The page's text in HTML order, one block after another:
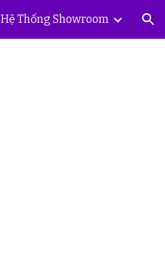
Hệ Thống Showroom